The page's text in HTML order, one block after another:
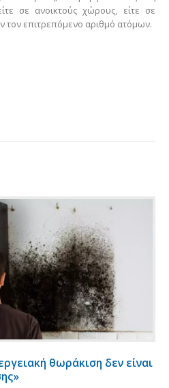
σε ανοικτούς χώρους, είτε σε
τον επιτρεπόμενο αριθμό ατόμων.
θωράκιση δεν είναι